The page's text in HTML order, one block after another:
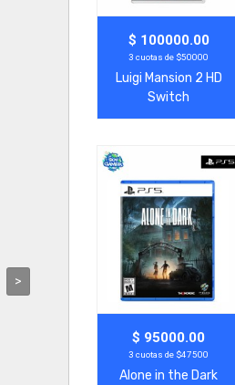
>
Agregar Ver Más
$ 100000.00
3 cuotas de $50000
Luigi Mansion 2 HD
Switch
Agregar Ver Más
$ 95000.00
3 cuotas de $47500
Alone in the Dark